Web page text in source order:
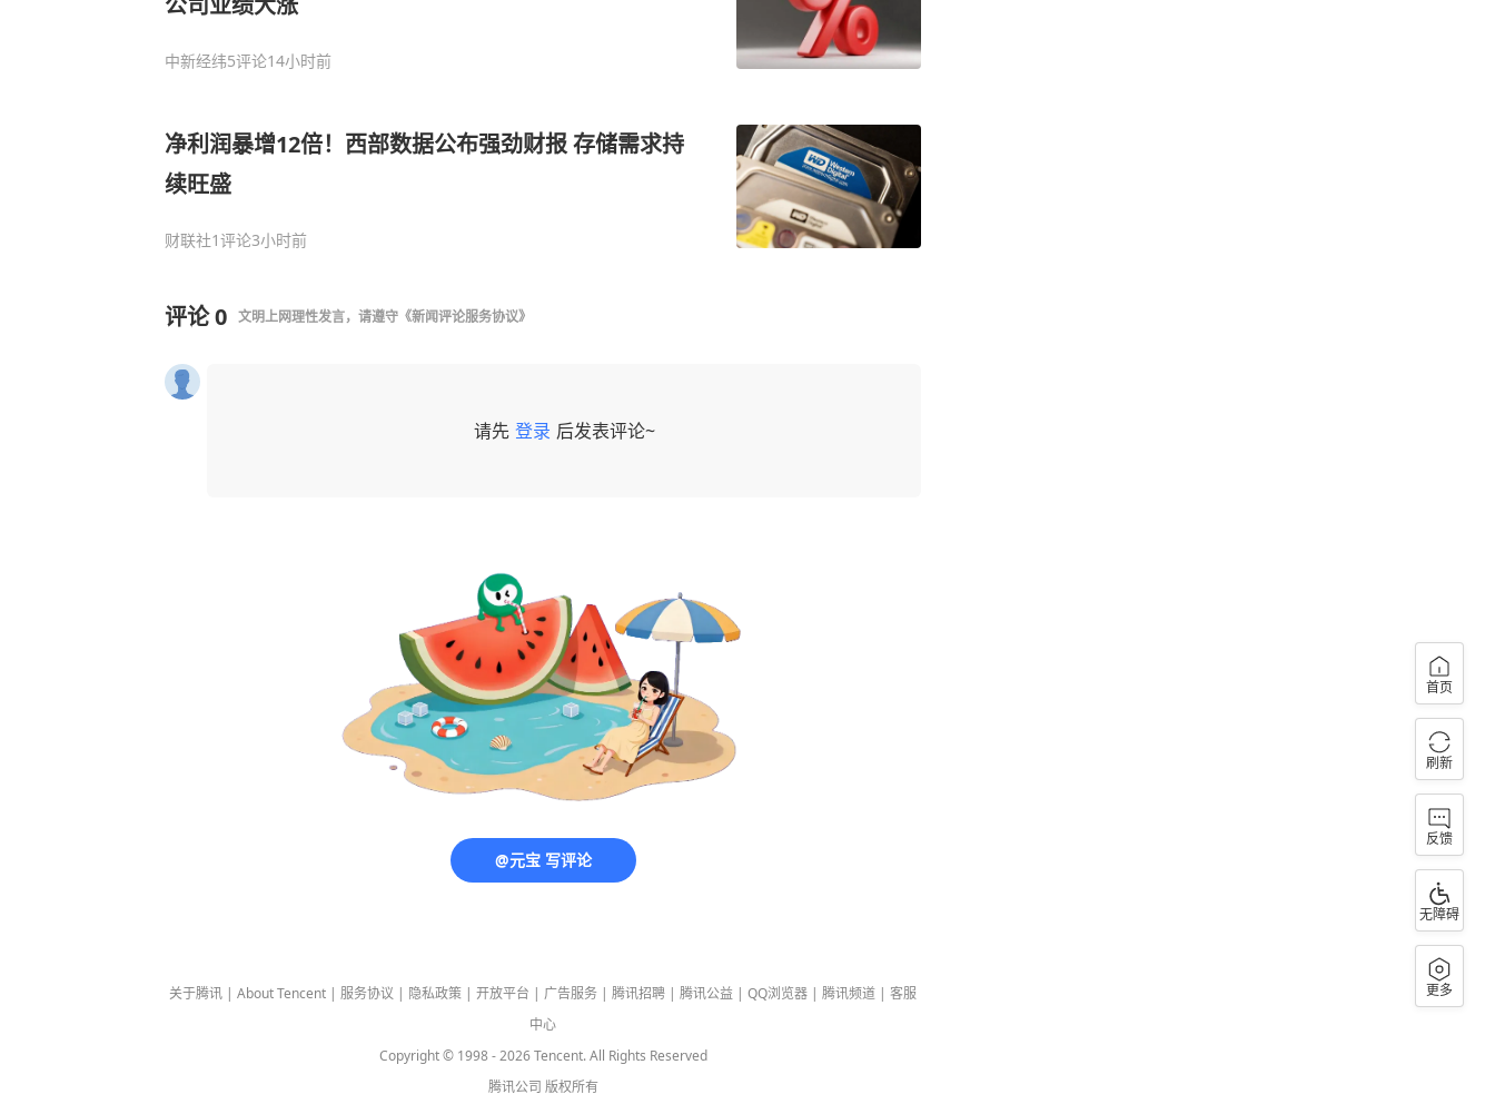
中新经纬5评论14小时前
净利润暴增12倍！西部数据公布强劲财报 存储需求持
续旺盛
财联社1评论3小时前
评论0 文明上网理性发言，请遵守 《新闻评论服务协议》
请先 登录 后发表评论~
@元宝 写评论
关于腾讯 | About Tencent | 服务协议 | 隐私政策 | 开放平台 | 广告服务 | 腾讯招聘 | 腾讯公益 | QQ浏览器 | 腾讯频道 | 客服
中心
Copyright © 1998 -2026Tencent. All Rights Reserved
腾讯公司 版权所有
首页
刷新
反馈
无障碍
更多